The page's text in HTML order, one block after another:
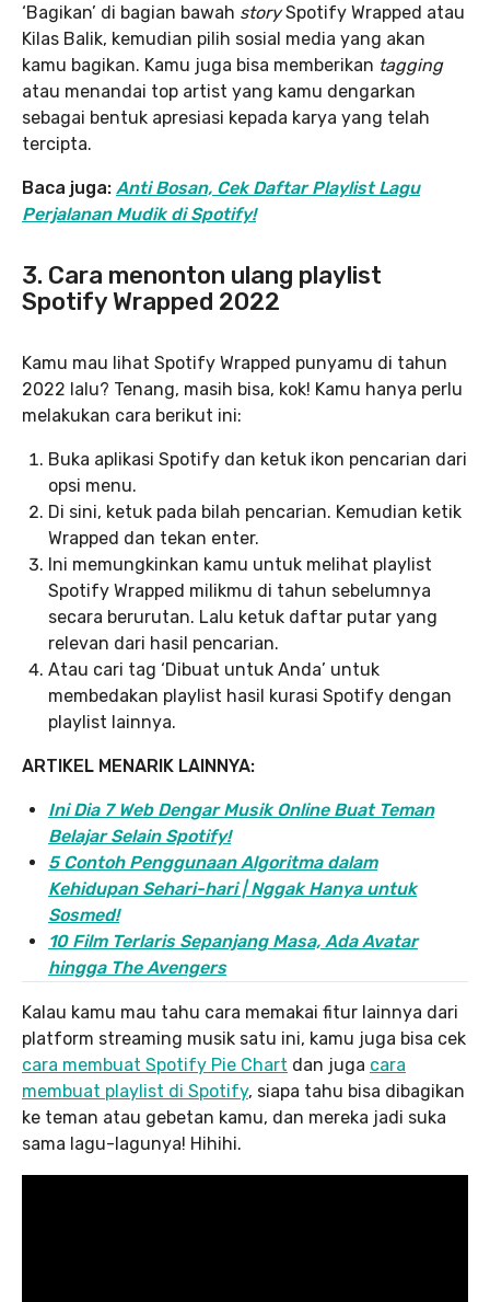
‘Bagikan’ di bagian bawah storySpotify Wrapped atau
Kilas Balik, kemudian pilih sosial media yang akan
kamu bagikan. Kamu juga bisa memberikan tagging
atau menandai top artist yang kamu dengarkan
sebagai bentuk apresiasi kepada karya yang telah
tercipta.
Baca juga: Anti Bosan, Cek Daftar Playlist Lagu
Perjalanan Mudik di Spotify!
3. Cara menonton ulang playlist
Spotify Wrapped 2022
Kamu mau lihat Spotify Wrapped punyamu di tahun
2022 lalu? Tenang, masih bisa, kok! Kamu hanya perlu
melakukan cara berikut ini:
Buka aplikasi Spotify dan ketuk ikon pencarian dari
opsi menu.
Di sini, ketuk pada bilah pencarian. Kemudian ketik
Wrapped dan tekan enter.
Ini memungkinkan kamu untuk melihat playlist
Spotify Wrapped milikmu di tahun sebelumnya
secara berurutan. Lalu ketuk daftar putar yang
relevan dari hasil pencarian.
Atau cari tag ‘Dibuat untuk Anda’ untuk
membedakan playlist hasil kurasi Spotify dengan
playlist lainnya.
ARTIKEL MENARIK LAINNYA:
Ini Dia 7 Web Dengar Musik Online Buat Teman
Belajar Selain Spotify!
5 Contoh Penggunaan Algoritma dalam
Kehidupan Sehari-hari | Nggak Hanya untuk
Sosmed!
10 Film Terlaris Sepanjang Masa, Ada Avatar
hingga The Avengers
Kalau kamu mau tahu cara memakai fitur lainnya dari
platform streaming musik satu ini, kamu juga bisa cek
cara membuat Spotify Pie Chart dan juga cara
membuat playlist di Spotify, siapa tahu bisa dibagikan
ke teman atau gebetan kamu, dan mereka jadi suka
sama lagu-lagunya! Hihihi.